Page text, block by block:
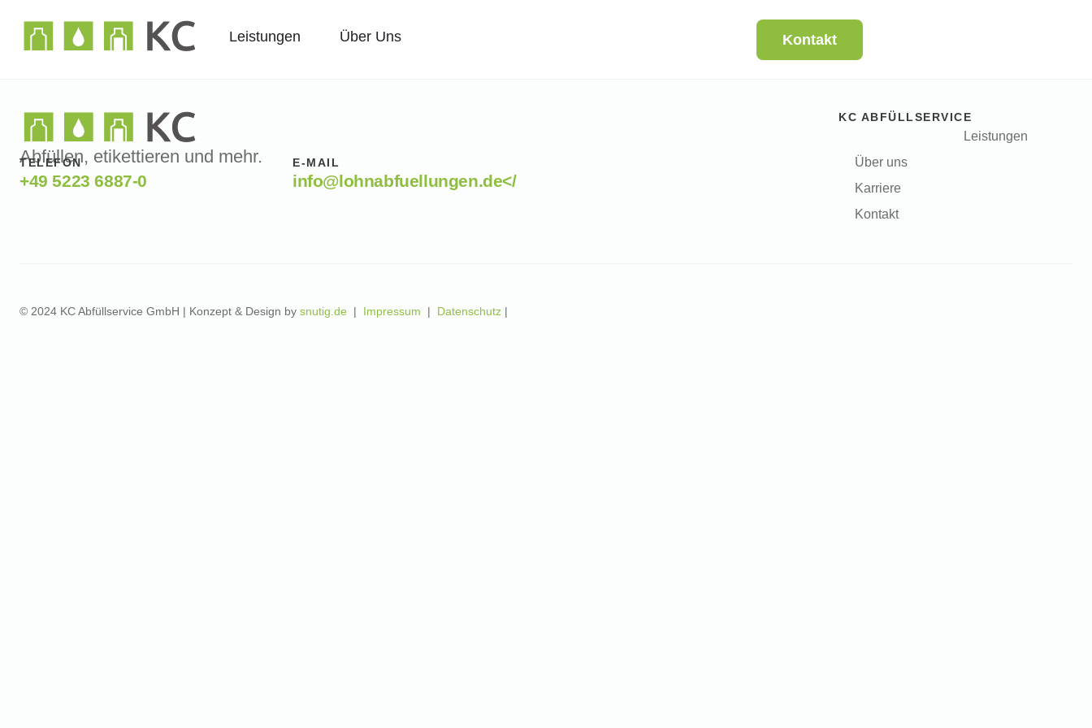
Leistungen Über Uns Kontakt
Abfüllen, etikettieren und mehr.
TELEFON
+49 5223 6887-0
E-MAIL
info@lohnabfuellungen.de</
KC ABFÜLLSERVICE
Leistungen
Über uns
Karriere
Kontakt
© 2024 KC Abfüllservice GmbH | Konzept & Design by snutig.de | Impressum | Datenschutz |